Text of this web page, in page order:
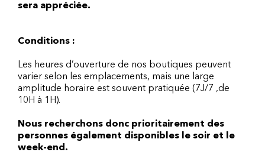
sera appréciée.
Conditions :
Les heures d’ouverture de nos boutiques peuvent
varier selon les emplacements, mais une large
amplitude horaire est souvent pratiquée (7J/7 ,de
10H à 1H).
Nous recherchons donc prioritairement des
personnes également disponibles le soir et le
week-end.